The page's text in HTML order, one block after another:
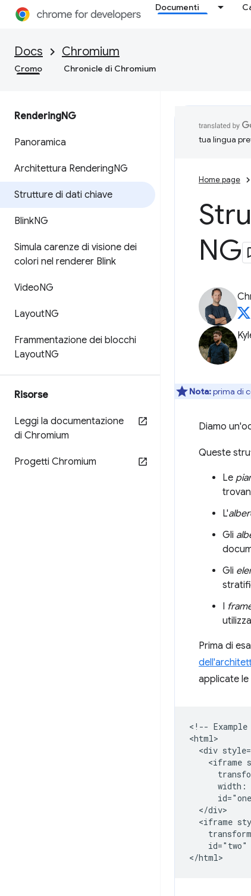
Documenti
Docs Chromium
Cromo Chronicle di Chromium
RenderingNG
Panoramica
Architettura RenderingNG
Strutture di dati chiave
BlinkNG
Simula carenze di visione dei
colori nel renderer Blink
VideoNG
LayoutNG
Frammentazione dei blocchi
LayoutNG
Risorse
Leggi la documentazione
di Chromium
Progetti Chromium
tua lingua
Home page
NG
Nota:prima di
Diamo
Queste
Le
L'
Gli
Gli
I
Prima di
applicate
<!--
<html>
<div
<iframe
width:
  </div>
<iframe
id="two"